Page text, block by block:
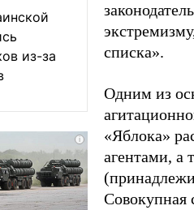
из-за
списка».
Одним из
«Яблока»
агентами, а
Совокупная